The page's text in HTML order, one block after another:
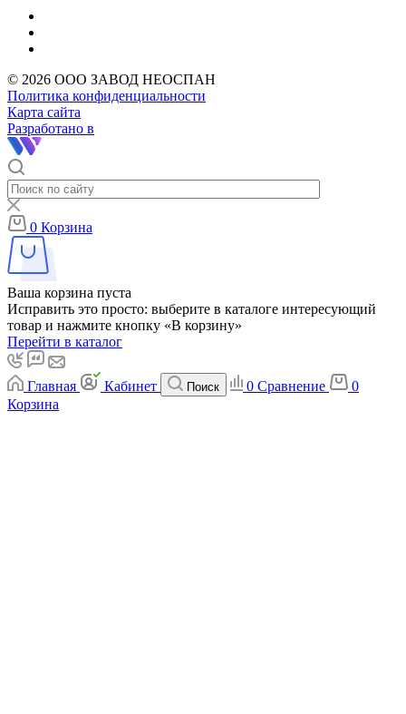
© 2026 ООО ЗАВОД НЕОСПАН
Политика конфиденциальности
Карта сайта
Разработано в
0 Корзина
Ваша корзина пуста
Исправить это просто: выберите в каталоге интересующий
товар и нажмите кнопку «В корзину»
Перейти в каталог
Главная Кабинет Поиск 0 Сравнение
0
Корзина